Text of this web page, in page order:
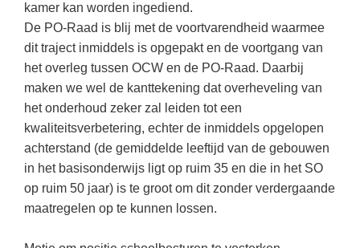
Den Haag(40)
Dordrecht
Zoetermeer(18)
Eindhoven(17)
Haarlem(16)
Alkmaar(16)
Klassieke Talen
Letterkunde
Levensbeschouwing
Maatschappijleer
Muziek
Natuurkunde
Lesmateriaal gebaseerd op
(hersen)onderzoek
Meesterbaan onderwijsvacatures
LEERMETHODEN
Biologie
Examentraining
Frans
kamer kan worden ingediend.
De PO-Raad is blij met de voortvarendheid waarmee
dit traject inmiddels is opgepakt en de voortgang van
het overleg tussen OCW en de PO-Raad. Daarbij
maken we wel de kanttekening dat overheveling van
het onderhoud zeker zal leiden tot een
kwaliteitsverbetering, echter de inmiddels opgelopen
achterstand (de gemiddelde leeftijd van de gebouwen
in het basisonderwijs ligt op ruim 35 en die in het SO
op ruim 50 jaar) is te groot om dit zonder verdergaande
maatregelen op te kunnen lossen.